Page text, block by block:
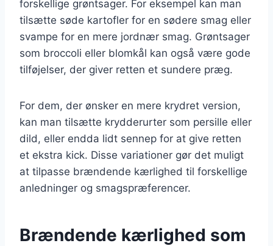
forskellige grøntsager. For eksempel kan man
tilsætte søde kartofler for en sødere smag eller
svampe for en mere jordnær smag. Grøntsager
som broccoli eller blomkål kan også være gode
tilføjelser, der giver retten et sundere præg.
For dem, der ønsker en mere krydret version,
kan man tilsætte krydderurter som persille eller
dild, eller endda lidt sennep for at give retten
et ekstra kick. Disse variationer gør det muligt
at tilpasse brændende kærlighed til forskellige
anledninger og smagspræferencer.
Brændende kærlighed som